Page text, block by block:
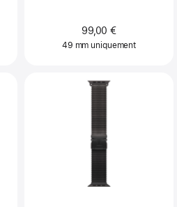
99,00 €
49 mm uniquement